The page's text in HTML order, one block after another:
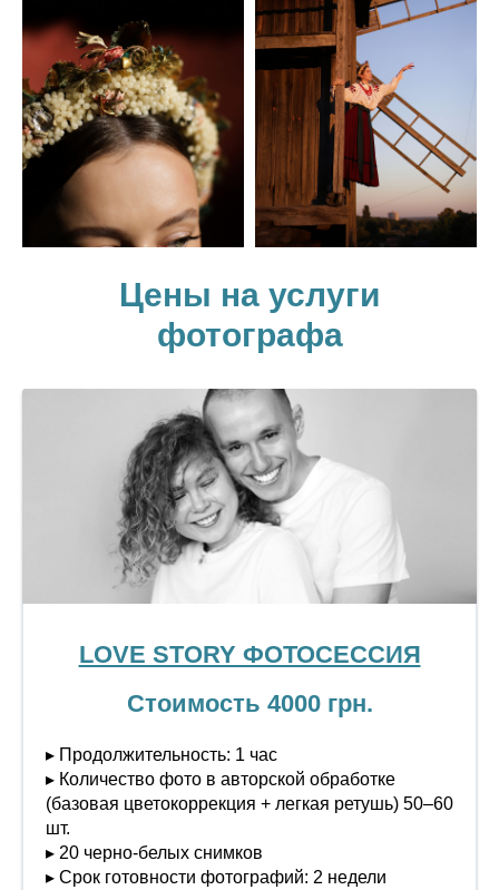
Цены на услуги
фотографа
LOVE STORY ФОТОСЕССИЯ
Стоимость 4000 грн.
▸ Продолжительность: 1 час
▸ Количество фото в авторской обработке
(базовая цветокоррекция + легкая ретушь) 50–60
шт.
▸ 20 черно-белых снимков
▸ Срок готовности фотографий: 2 недели